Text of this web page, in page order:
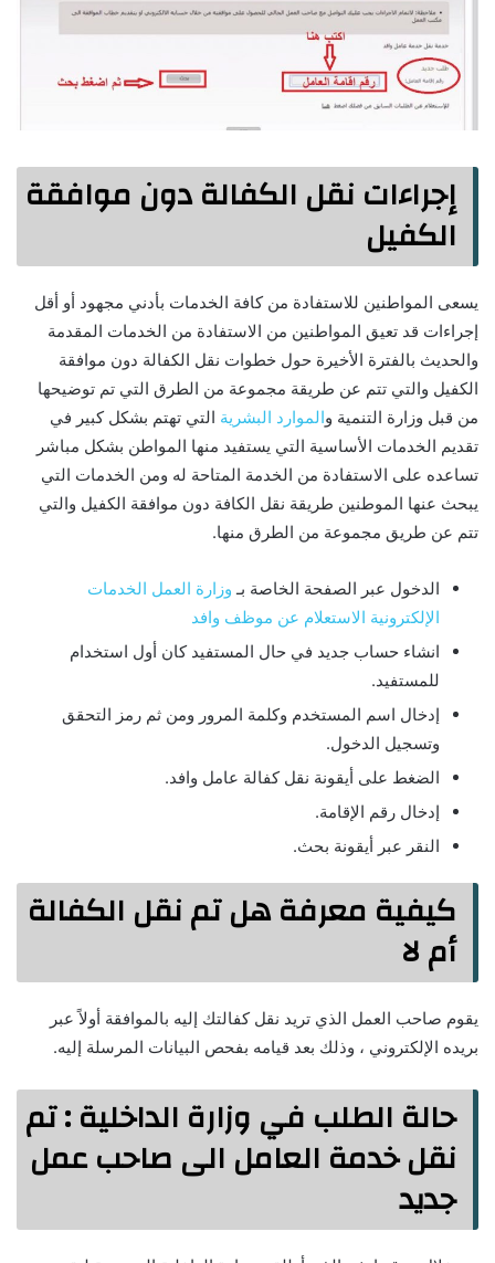
إجراءات نقل الكفالة دون موافقة
الكفيل
يسعى المواطنين للاستفادة من كافة الخدمات بأدني مجهود أو أقل
إجراءات قد تعيق المواطنين من الاستفادة من الخدمات المقدمة
والحديث بالفترة الأخيرة حول خطوات نقل الكفالة دون موافقة
الكفيل والتي تتم عن طريقة مجموعة من الطرق التي تم توضيحها
من قبل وزارة التنمية والموارد البشرية التي تهتم بشكل كبير في
تقديم الخدمات الأساسية التي يستفيد منها المواطن بشكل مباشر
تساعده على الاستفادة من الخدمة المتاحة له ومن الخدمات التي
يبحث عنها الموطنين طريقة نقل الكافة دون موافقة الكفيل والتي
تتم عن طريق مجموعة من الطرق منها.
الدخول عبر الصفحة الخاصة بـ وزارة العمل الخدمات
الإلكترونية الاستعلام عن موظف وافد
انشاء حساب جديد في حال المستفيد كان أول استخدام
للمستفيد.
إدخال اسم المستخدم وكلمة المرور ومن ثم رمز التحقق
وتسجيل الدخول.
الضغط على أيقونة نقل كفالة عامل وافد.
إدخال رقم الإقامة.
النقر عبر أيقونة بحث.
كيفية معرفة هل تم نقل الكفالة
أم لا
يقوم صاحب العمل الذي تريد نقل كفالتك إليه بالموافقة أولاً عبر
بريده الإلكتروني ، وذلك بعد قيامه بفحص البيانات المرسلة إليه.
حالة الطلب في وزارة الداخلية : تم
نقل خدمة العامل الى صاحب عمل
جديد